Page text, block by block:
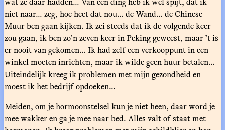
niet naar... zeg, hoe heet dat nou... de Wand... de Chinese
Muur ben gaan kijken. Ik zei steeds dat ik de volgende keer
zou gaan, ik ben zo’n zeven keer in Peking geweest, maar ’t is
er nooit van gekomen... Ik had zelf een verkooppunt in een
winkel moeten inrichten, maar ik wilde geen huur betalen...
Uiteindelijk kreeg ik problemen met mijn gezondheid en
moest ik het bedrijf opdoeken...
Meiden, om je hormoonstelsel kun je niet heen, daar word je
mee wakker en ga je mee naar bed. Alles valt of staat met